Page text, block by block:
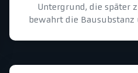
Untergrund, die später
bewahrt die